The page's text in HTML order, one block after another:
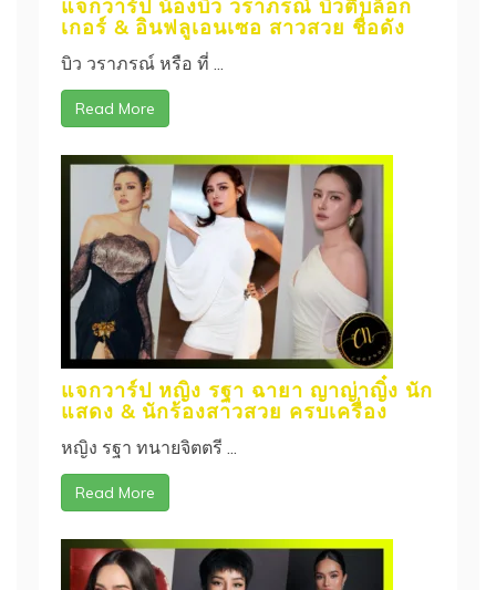
แจกวาร์ป น้องบิว วราภรณ์ บิวตี้บล็อก
เกอร์ & อินฟลูเอนเซอ สาวสวย ชื่อดัง
บิว วราภรณ์ หรือ ที่ ...
Read More
แจกวาร์ป หญิง รฐา ฉายา ญาญ่าญิ๋ง นัก
แสดง & นักร้องสาวสวย ครบเครื่อง
หญิง รฐา ทนายจิตตรี ...
Read More